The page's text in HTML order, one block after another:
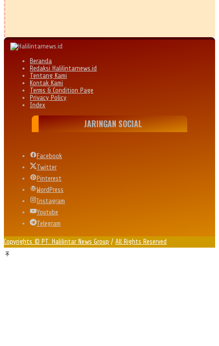
Beranda
Redaksi Halilintarnews.id
Tentang Kami
Kontak Kami
Terms & Condition Page
Privacy Policy
Index
JARINGAN SOCIAL
Facebook
Twitter
Pinterest
WordPress
Instagram
Youtube
Telegram
Copyrights © PT. Halilintar News Group / All Rights Reserved